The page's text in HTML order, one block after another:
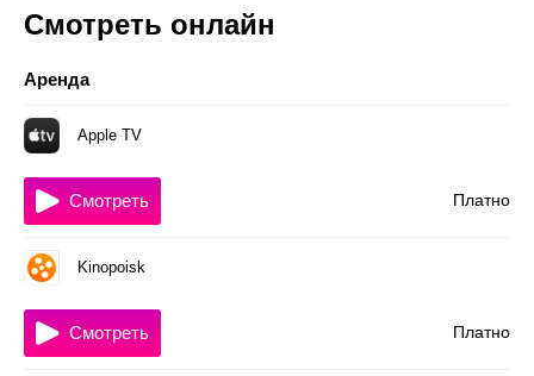
Смотреть онлайн
Аренда
Apple TV
Платно
Смотреть
Kinopoisk
Платно
Смотреть